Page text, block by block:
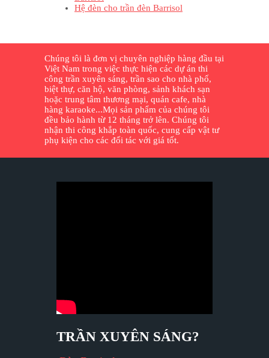
Hệ đèn cho trần đèn Barrisol
Chúng tôi là đơn vị chuyên nghiệp hàng đầu tại
Việt Nam trong việc thực hiện các dự án thi
công trần xuyên sáng, trần sao cho nhà phố,
biệt thự, căn hộ, văn phòng, sảnh khách sạn
hoặc trung tâm thương mại, quán cafe, nhà
hàng karaoke...Mọi sản phẩm của chúng tôi
đều bảo hành từ 12 tháng trở lên. Chúng tôi
nhận thi công khắp toàn quốc, cung cấp vật tư
phụ kiện cho các đối tác với giá tốt.
TRẦN XUYÊN SÁNG?